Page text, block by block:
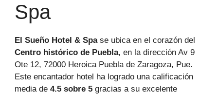
Spa
El Sueño Hotel & Spase ubica en el corazón del
Centro histórico de Puebla, en la dirección Av 9
Ote 12, 72000 Heroica Puebla de Zaragoza, Pue.
Este encantador hotel ha logrado una calificación
media de 4.5 sobre 5 gracias a su excelente